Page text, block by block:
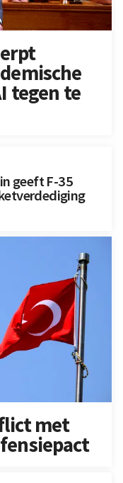
tegen te
geeft F-35
met